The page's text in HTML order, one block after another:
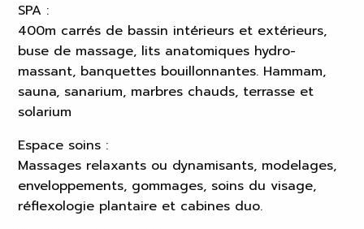
SPA :
400m carrés de bassin intérieurs et extérieurs,
buse de massage, lits anatomiques hydro-
massant, banquettes bouillonnantes. Hammam,
sauna, sanarium, marbres chauds, terrasse et
solarium
Espace soins :
Massages relaxants ou dynamisants, modelages,
enveloppements, gommages, soins du visage,
réflexologie plantaire et cabines duo.